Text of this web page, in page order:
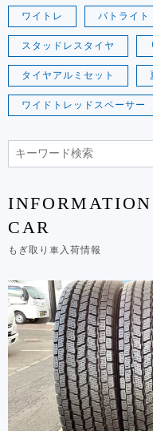
ワイトレ パトライト
スタッドレスタイヤ
タイヤアルミセット
ワイドトレッドスペーサー
CAR
もぎ取り車入荷情報